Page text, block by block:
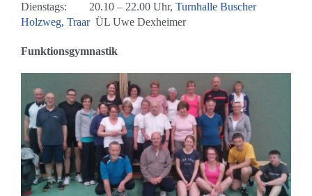
Dienstags: 20.10 – 22.00 Uhr, Turnhalle Buscher
Holzweg, Traar ÜL Uwe Dexheimer
Funktionsgymnastik